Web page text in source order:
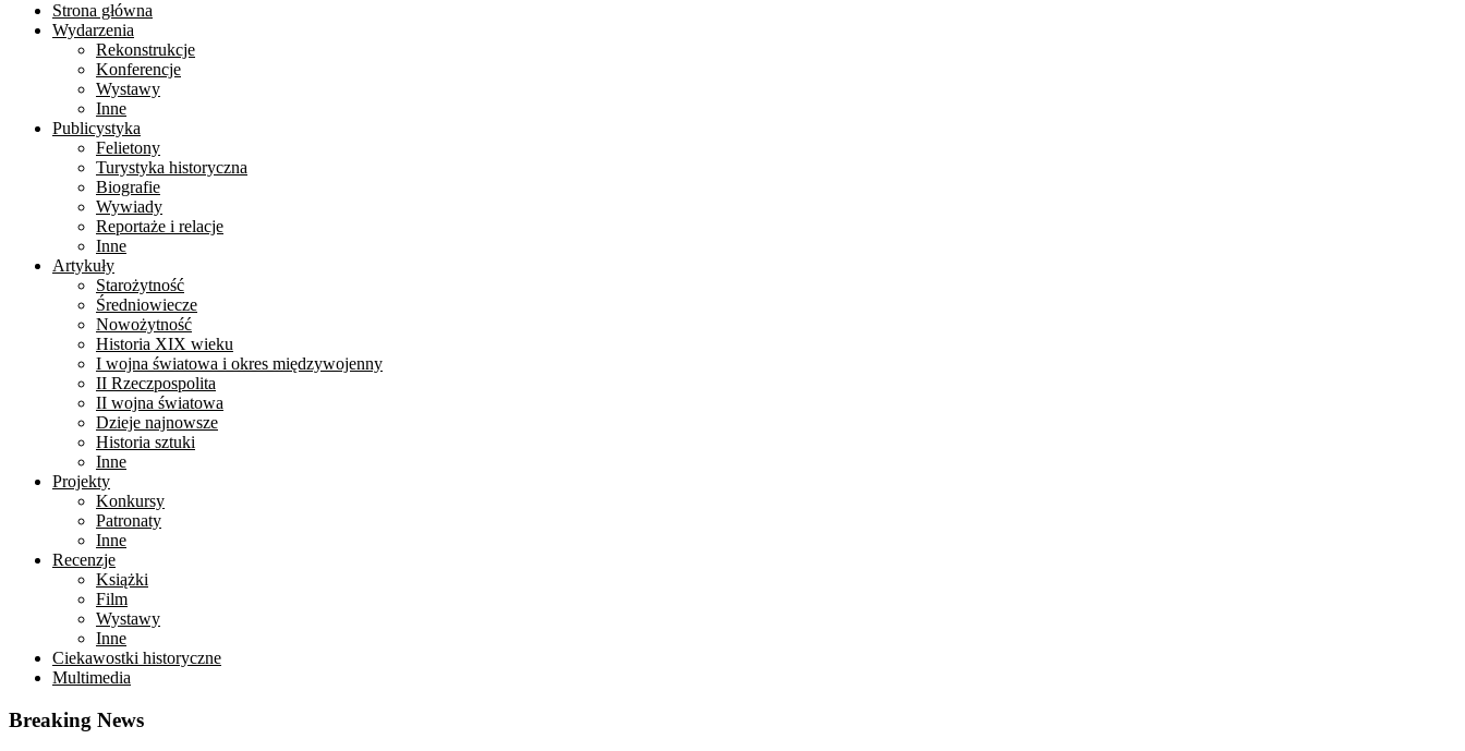
Strona główna
Wydarzenia
Rekonstrukcje
Konferencje
Wystawy
Inne
Publicystyka
Felietony
Turystyka historyczna
Biografie
Wywiady
Reportaże i relacje
Inne
Artykuły
Starożytność
Średniowiecze
Nowożytność
Historia XIX wieku
I wojna światowa i okres międzywojenny
II Rzeczpospolita
II wojna światowa
Dzieje najnowsze
Historia sztuki
Inne
Projekty
Konkursy
Patronaty
Inne
Recenzje
Książki
Film
Wystawy
Inne
Ciekawostki historyczne
Multimedia
Breaking News